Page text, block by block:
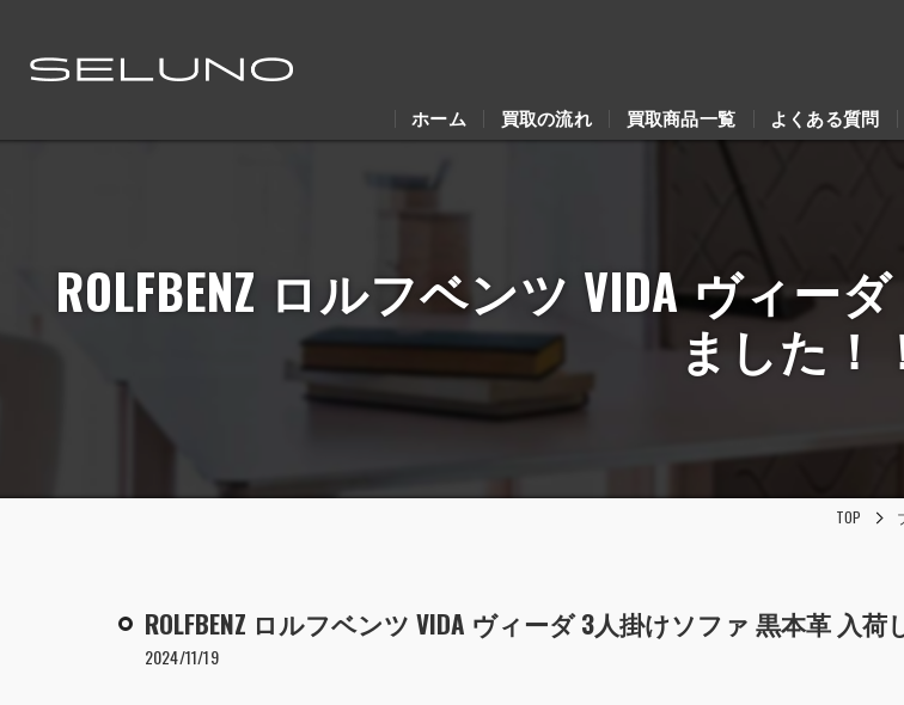
ホーム 買取の流れ 買取商品一覧 よくある質問
ROLFBENZ ロルフベンツ VIDA ヴィ
ました！
TOP
ROLFBENZ ロルフベンツ VIDA ヴィーダ 3人掛けソファ 黒本革 入荷
2024/11/19